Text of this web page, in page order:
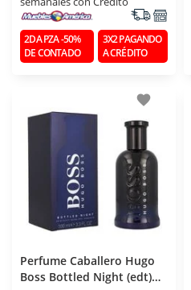
2DA PZA -50%
DE CONTADO
3X2 PAGANDO
A CRÉDITO
favorite
Perfume Caballero Hugo
Boss Bottled Night (edt)